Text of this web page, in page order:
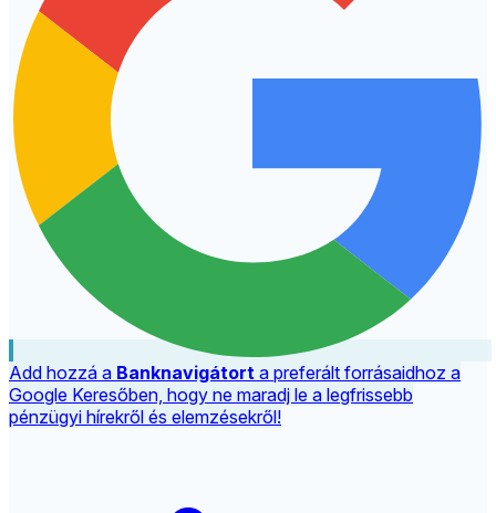
Add hozzá a Banknavigátort a preferált forrásaidhoz a
Google Keresőben, hogy ne maradj le a legfrissebb
pénzügyi hírekről és elemzésekről!